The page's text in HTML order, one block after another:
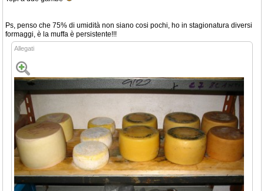
Ps, penso che 75% di umidità non siano cosi pochi, ho in stagionatura diversi
formaggi, è la muffa è persistente!!!
Allegati